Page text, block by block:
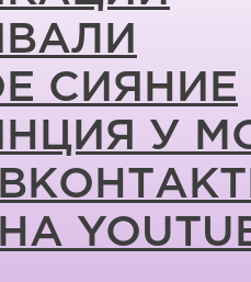
СИЯНИЕ
У